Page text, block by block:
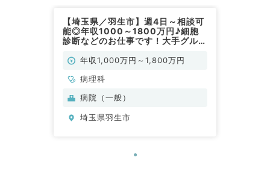
【埼玉県／羽生市】週4日～相談可
能◎年収1000～1800万円♪細胞
診断などのお仕事です！大手グルー
勤）年収1,000万円～1,800万円
病理科
病院（一般）
埼玉県羽生市